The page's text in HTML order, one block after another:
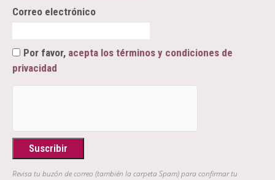
Correo electrónico
Por favor, acepta los términos y condiciones de
privacidad
Revisa tu buzón de correo (también la carpeta Spam) para confirmar tu